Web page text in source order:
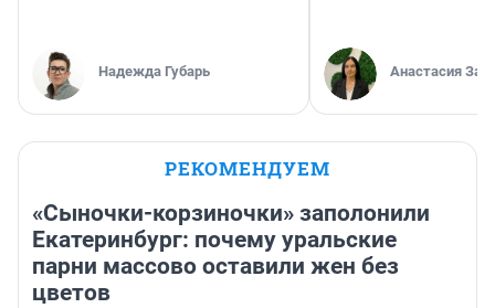
Надежда Губарь Анастасия
РЕКОМЕНДУЕМ
«Сыночки-корзиночки» заполонили
Екатеринбург: почему уральские
парни массово оставили жен без
цветов